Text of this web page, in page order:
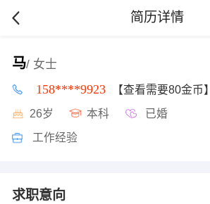
简历详情
马/ 女士
158****9923 【查看需要80金币】
26岁 本科 已婚
工作经验
求职意向